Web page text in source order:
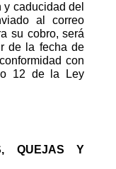
y caducidad del
al correo
su cobro, será
de la fecha de
con
12 de la Ley
QUEJAS Y